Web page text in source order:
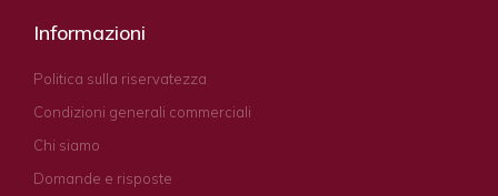
Informazioni
Politica sulla riservatezza
Condizioni generali commerciali
Chi siamo
Domande e risposte